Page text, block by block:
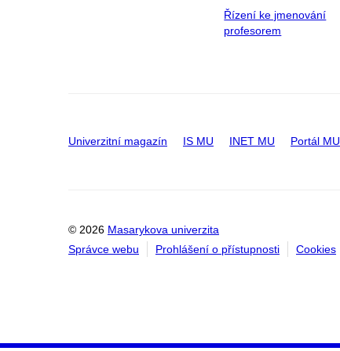
Řízení ke jmenování
profesorem
Univerzitní magazín IS MU INET MU Portál MU
© 2026 Masarykova univerzita
Správce webu
Prohlášení o přístupnosti Cookies